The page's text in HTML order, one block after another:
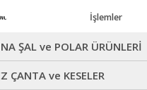
İşlemler
ŞAL ve POLAR ÜRÜNLERİ
ÇANTA ve KESELER